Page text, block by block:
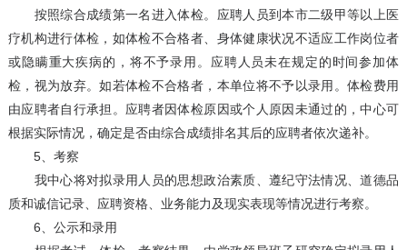
按照综合成绩第一名进入体检。应聘人员到本市二级甲等以上医
疗机构进行体检，如体检不合格者、身体健康状况不适应工作岗位者
或隐瞒重大疾病的，将不予录用。应聘人员未在规定的时间参加体
检，视为放弃。如若体检不合格者，本单位将不予以录用。体检费用
由应聘者自行承担。应聘者因体检原因或个人原因未通过的，中心可
根据实际情况，确定是否由综合成绩排名其后的应聘者依次递补。
5、考察
我中心将对拟录用人员的思想政治素质、遵纪守法情况、道德品
质和诚信记录、应聘资格、业务能力及现实表现等情况进行考察。
6、公示和录用